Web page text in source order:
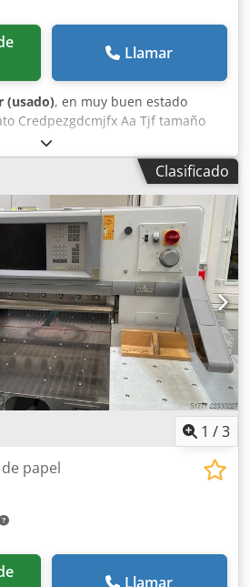
Llamar
(usado), en muy buen estado
Credpezgdcmjfx Aa Tjf tamaño
Clasificado
1 /3
papel
Llamar